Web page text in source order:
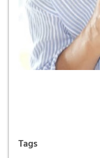
Tags